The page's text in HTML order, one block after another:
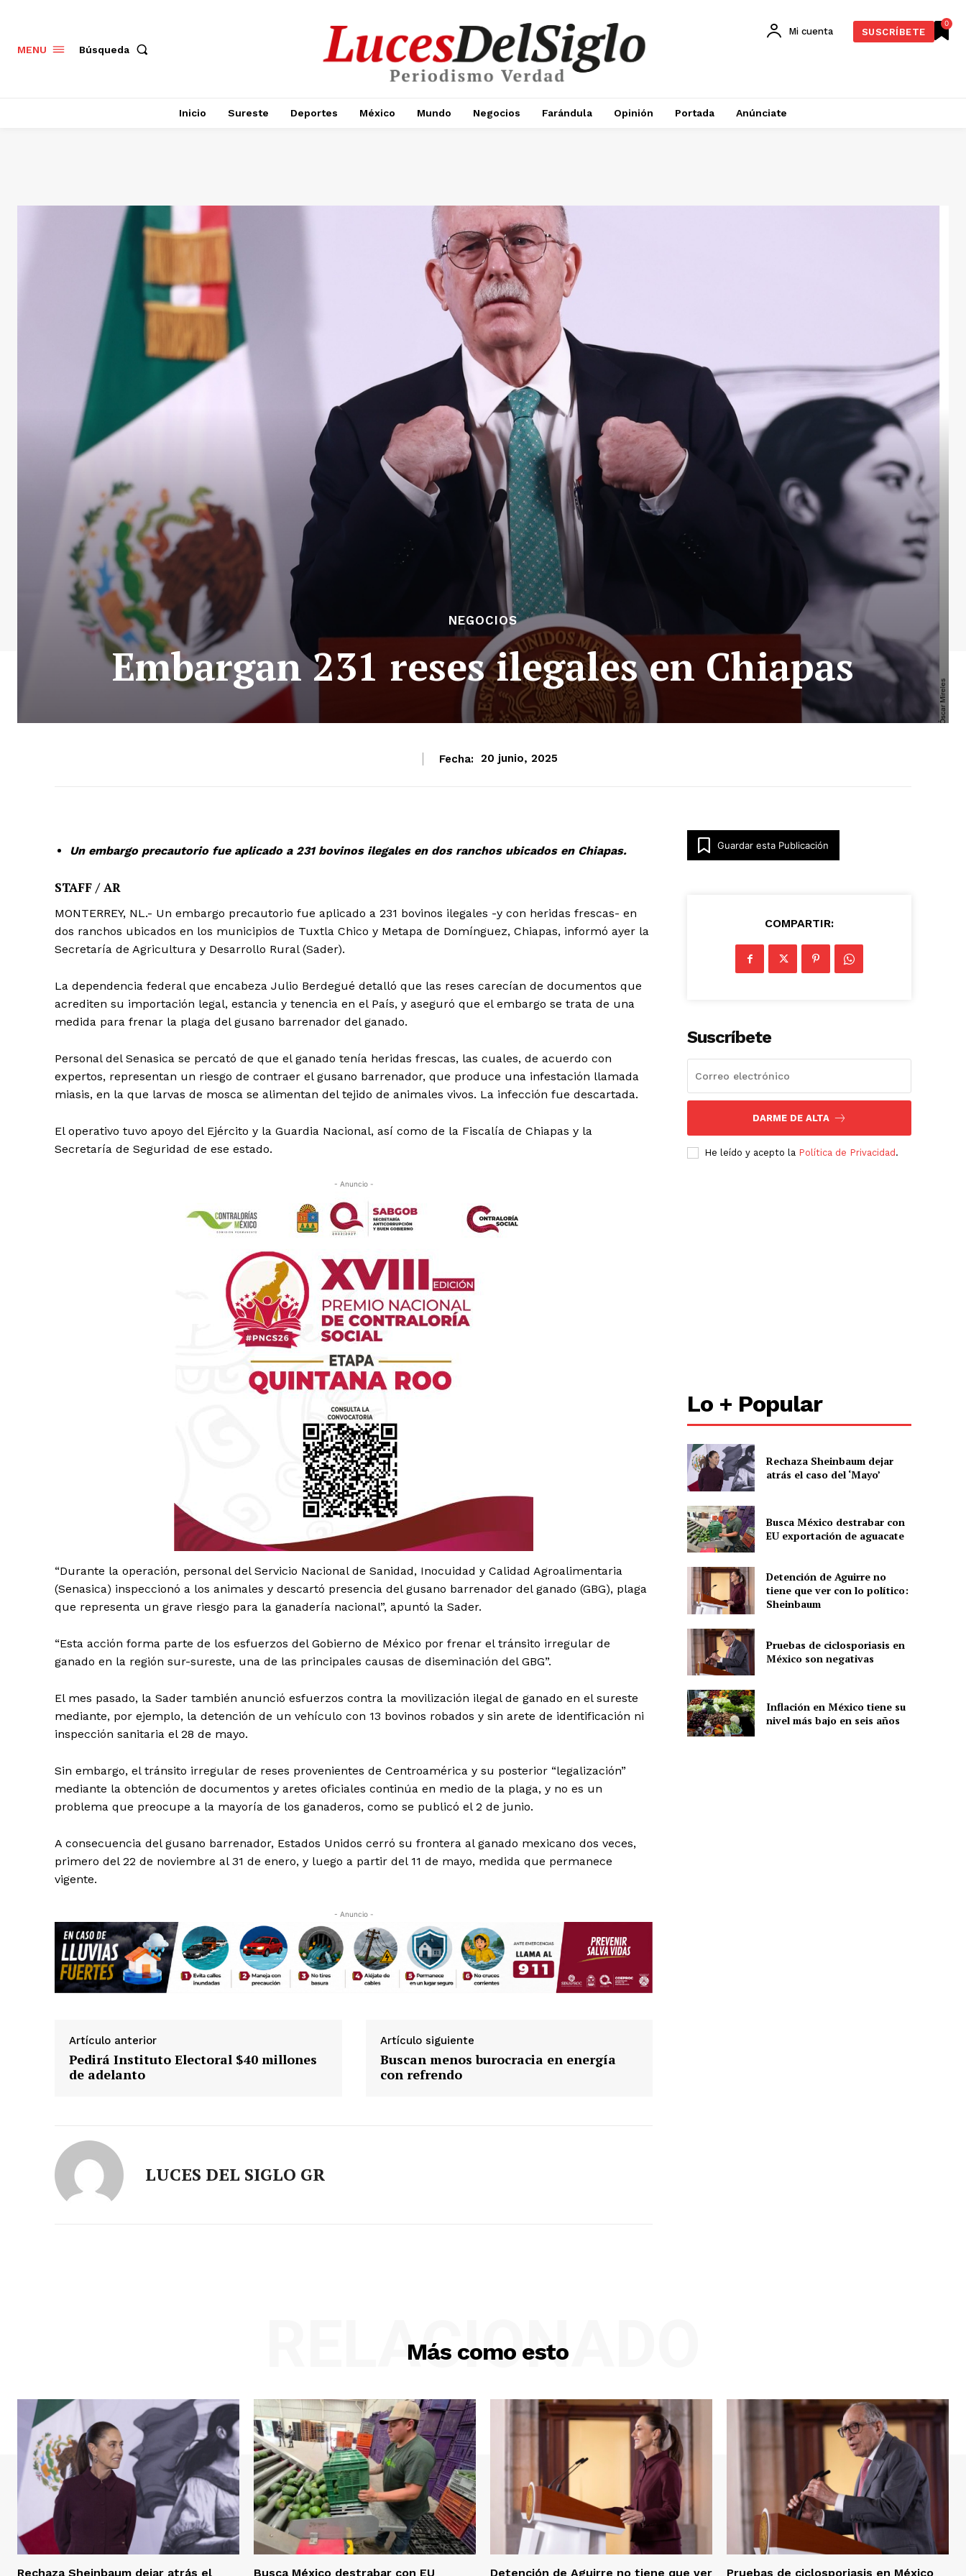
Luces
Del Siglo
SUSCRÍBETE AHORA
Empresa
Nosotros
Contacto
Políticas del Sitio
Información Propietaria / Financiación
MENU Búsqueda
0
Mi cuenta SUSCRÍBETE
Inicio Sureste Deportes México Mundo Negocios Farándula Opinión Portada Anúnciate
NEGOCIOS
Embargan 231 reses ilegales en Chiapas
Fecha: 20 junio, 2025
Un embargo precautorio fue aplicado a 231 bovinos ilegales en dos ranchos ubicados en Chiapas.
STAFF / AR
MONTERREY, NL.- Un embargo precautorio fue aplicado a 231 bovinos ilegales -y con heridas frescas- en
dos ranchos ubicados en los municipios de Tuxtla Chico y Metapa de Domínguez, Chiapas, informó ayer la
Secretaría de Agricultura y Desarrollo Rural (Sader).
La dependencia federal que encabeza Julio Berdegué detalló que las reses carecían de documentos que
acrediten su importación legal, estancia y tenencia en el País, y aseguró que el embargo se trata de una
medida para frenar la plaga del gusano barrenador del ganado.
Personal del Senasica se percató de que el ganado tenía heridas frescas, las cuales, de acuerdo con
expertos, representan un riesgo de contraer el gusano barrenador, que produce una infestación llamada
miasis, en la que larvas de mosca se alimentan del tejido de animales vivos. La infección fue descartada.
El operativo tuvo apoyo del Ejército y la Guardia Nacional, así como de la Fiscalía de Chiapas y la
Secretaría de Seguridad de ese estado.
- Anuncio -
“Durante la operación, personal del Servicio Nacional de Sanidad, Inocuidad y Calidad Agroalimentaria
(Senasica) inspeccionó a los animales y descartó presencia del gusano barrenador del ganado (GBG), plaga
que representa un grave riesgo para la ganadería nacional”, apuntó la Sader.
“Esta acción forma parte de los esfuerzos del Gobierno de México por frenar el tránsito irregular de
ganado en la región sur-sureste, una de las principales causas de diseminación del GBG”.
El mes pasado, la Sader también anunció esfuerzos contra la movilización ilegal de ganado en el sureste
mediante, por ejemplo, la detención de un vehículo con 13 bovinos robados y sin arete de identificación ni
inspección sanitaria el 28 de mayo.
Sin embargo, el tránsito irregular de reses provenientes de Centroamérica y su posterior “legalización”
mediante la obtención de documentos y aretes oficiales continúa en medio de la plaga, y no es un
problema que preocupe a la mayoría de los ganaderos, como se publicó el 2 de junio.
A consecuencia del gusano barrenador, Estados Unidos cerró su frontera al ganado mexicano dos veces,
primero del 22 de noviembre al 31 de enero, y luego a partir del 11 de mayo, medida que permanece
vigente.
- Anuncio -
Artículo anterior
Pedirá Instituto Electoral $40 millones
de adelanto
Artículo siguiente
Buscan menos burocracia en energía
con refrendo
LUCES DEL SIGLO GR
Guardar esta Publicación
COMPARTIR:
Suscríbete
DARME DE ALTA
He leído y acepto la Política de Privacidad .
Lo + Popular
Rechaza Sheinbaum dejar
atrás el caso del ‘Mayo’
Busca México destrabar con
EU exportación de aguacate
Detención de Aguirre no
tiene que ver con lo político:
Sheinbaum
Pruebas de ciclosporiasis en
México son negativas
Inflación en México tiene su
nivel más bajo en seis años
Más como esto
RELACIONADO
Rechaza Sheinbaum dejar atrás el Busca México destrabar con EU Detención de Aguirre no tiene que ver Pruebas de ciclosporiasis en México